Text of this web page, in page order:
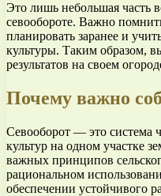
Это лишь небольшая часть
севообороте. Важно
планировать заранее и
культуры. Таким образом,
результатов на своем
Почему важно
Севооборот — это система
культур на одном участке
важных принципов
рациональном
обеспечении устойчивого